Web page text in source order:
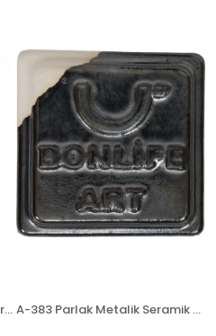
Bonlife A-840 Palm 400 Gr Seramik Artistik Sır A-383 Parlak Metalik Seramik Artistik Sır